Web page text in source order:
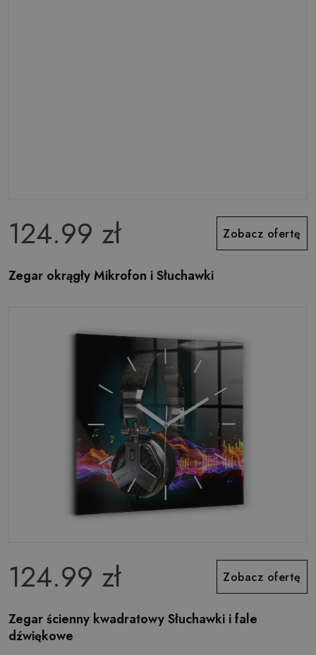
124.99 zł Zobacz ofertę
Zegar okrągły Mikrofon i Słuchawki
124.99 zł Zobacz ofertę
Zegar ścienny kwadratowy Słuchawki i fale
dźwiękowe